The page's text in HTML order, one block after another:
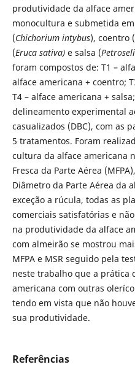
produtividade da alface
monocultura e submetida
(Chichorium intybus), coentro (
(Eruca sativa)e salsa (
foram compostos de: T1 –
alface americana + coentro;
T4 – alface americana +
delineamento experimental
casualizados (DBC), com as
5 tratamentos. Foram
cultura da alface americana
Fresca da Parte Aérea
Diâmetro da Parte Aérea da
exceção a rúcula, todas as
comerciais satisfatórias e
na produtividade da alface
com almeirão se mostrou
MFPA e MSR seguido pela
neste trabalho que a prática
americana com outras
tendo em vista que não
sua produtividade.
Referências